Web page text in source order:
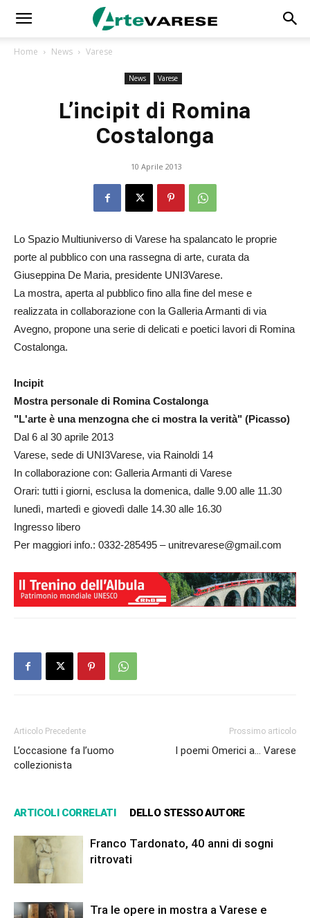
Home News Varese
News Varese
L’incipit di Romina
Costalonga
10 Aprile 2013
Lo Spazio Multiuniverso di Varese ha spalancato le proprie
porte al pubblico con una rassegna di arte, curata da
Giuseppina De Maria, presidente UNI3Varese.
La mostra, aperta al pubblico fino alla fine del mese e
realizzata in collaborazione con la Galleria Armanti di via
Avegno, propone una serie di delicati e poetici lavori di Romina
Costalonga.
Incipit
Mostra personale di Romina Costalonga
"L'arte è una menzogna che ci mostra la verità" (Picasso)
Dal 6 al 30 aprile 2013
Varese, sede di UNI3Varese, via Rainoldi 14
In collaborazione con: Galleria Armanti di Varese
Orari: tutti i giorni, esclusa la domenica, dalle 9.00 alle 11.30
lunedì, martedì e giovedì dalle 14.30 alle 16.30
Ingresso libero
Per maggiori info.: 0332-285495 – unitrevarese@gmail.com
Articolo Precedente
L’occasione fa l’uomo
collezionista
Prossimo articolo
I poemi Omerici a… Varese
ARTICOLI CORRELATI DELLO STESSO AUTORE
Franco Tardonato, 40 anni di sogni
ritrovati
Tra le opere in mostra a Varese e